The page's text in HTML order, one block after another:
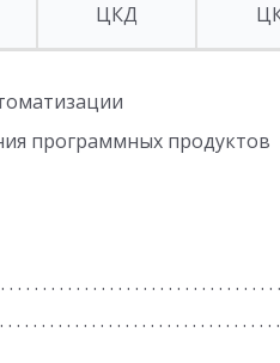
ЦКД
программных продуктов